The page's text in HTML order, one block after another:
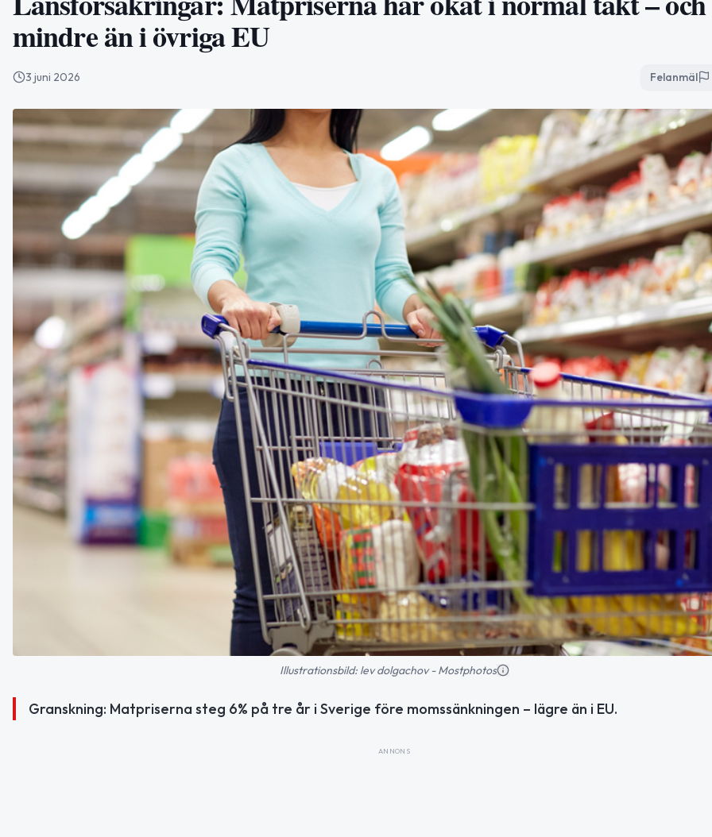
mindre än i övriga EU
3 juni 2026 Felanmäl
Illustrationsbild: lev dolgachov - Mostphotos
Granskning: Matpriserna steg 6% på tre år i Sverige före momssänkningen – lägre än i EU.
ANNONS